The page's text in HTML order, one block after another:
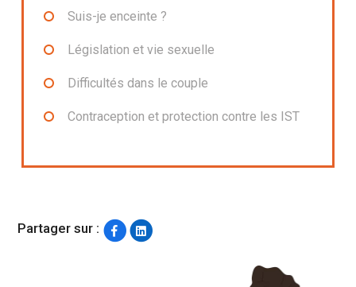
Suis-je enceinte ?
Législation et vie sexuelle
Difficultés dans le couple
Contraception et protection contre les IST
Partager sur :